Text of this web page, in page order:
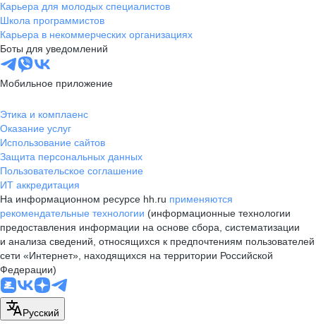
Карьера для молодых специалистов
Школа программистов
Карьера в некоммерческих организациях
Боты для уведомлений
Мобильное приложение
Этика и комплаенс
Оказание услуг
Использование сайтов
Защита персональных данных
Пользовательское соглашение
ИТ аккредитация
На информационном ресурсе hh.ru применяются
рекомендательные технологии (информационные технологии
предоставления информации на основе сбора, систематизации
и анализа сведений, относящихся к предпочтениям пользователей
сети «Интернет», находящихся на территории Российской
Федерации)
Русский